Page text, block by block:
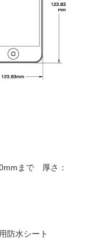
まで 厚さ：
防水シート